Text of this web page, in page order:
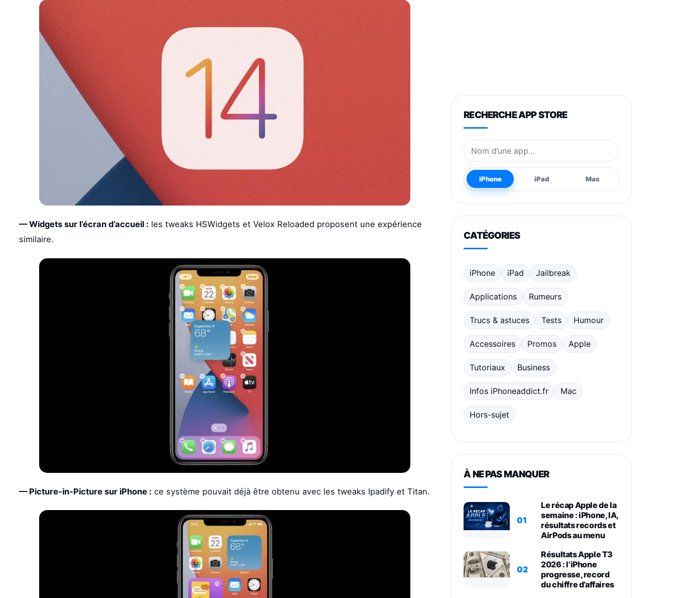
— Widgets sur l’écran d’accueil : les tweaks HSWidgets et Velox Reloaded proposent une expérience
similaire.
— Picture-in-Picture sur iPhone : ce système pouvait déjà être obtenu avec les tweaks Ipadify et Titan.
RECHERCHE APP STORE
Nom de l’application
iPhone iPad Mac
CATÉGORIES
iPhone iPad Jailbreak
Applications Rumeurs
Trucs & astuces Tests Humour
Accessoires Promos Apple
Tutoriaux Business
Infos iPhoneaddict.fr Mac
Hors-sujet
À NE PAS MANQUER
01
Le récap Apple de la
semaine : iPhone, IA,
résultats records et
AirPods au menu
02
Résultats Apple T3
2026 : l’iPhone
progresse, record
du chiffre d’affaires